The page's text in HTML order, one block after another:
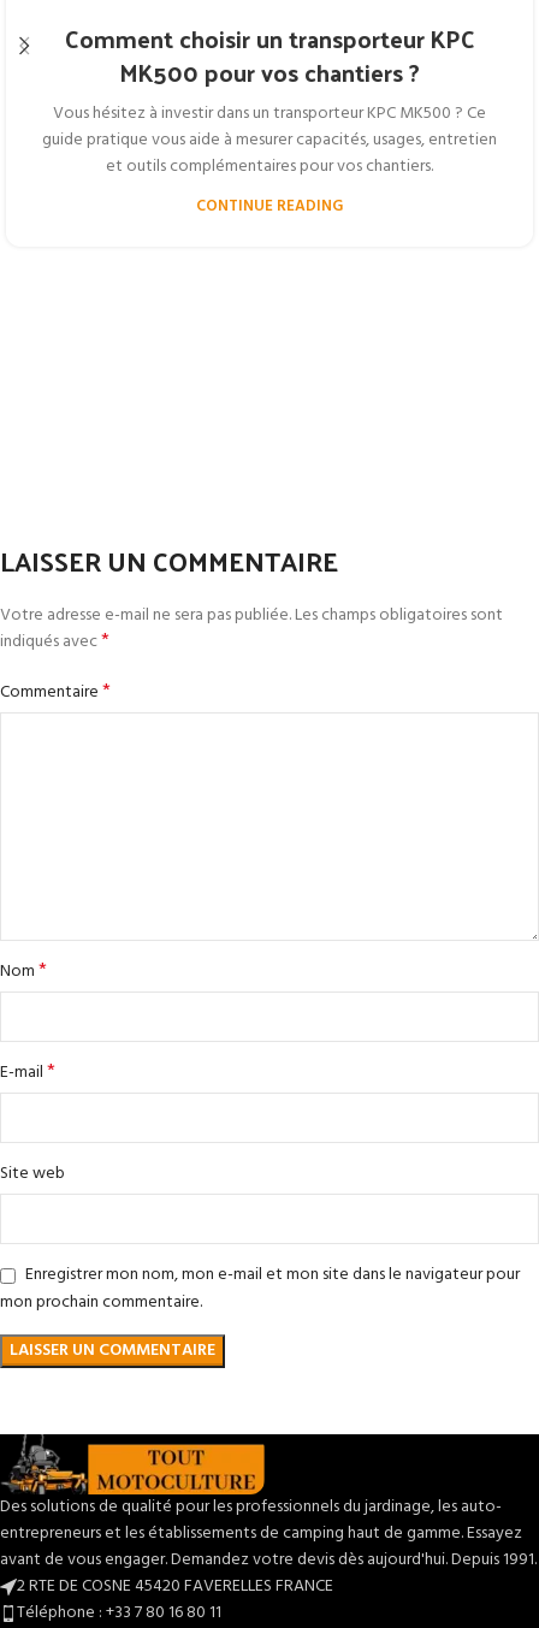
Comment choisir un transporteur KPC
MK500 pour vos chantiers ?
Vous hésitez à investir dans un transporteur KPC MK500 ? Ce
guide pratique vous aide à mesurer capacités, usages, entretien
et outils complémentaires pour vos chantiers.
CONTINUE READING
LAISSER UN COMMENTAIRE
Votre adresse e-mail ne sera pas publiée.Les champs obligatoires sont
indiqués avec*
Commentaire*
Nom*
E-mail*
Site web
Enregistrer mon nom, mon e-mail et mon site dans le navigateur pour
mon prochain commentaire.
Des solutions de qualité pour les professionnels du jardinage, les auto-
entrepreneurs et les établissements de camping haut de gamme. Essayez
avant de vous engager. Demandez votre devis dès aujourd'hui. Depuis 1991.
2 RTE DE COSNE 45420 FAVERELLES FRANCE
Téléphone : +33 7 80 16 80 11